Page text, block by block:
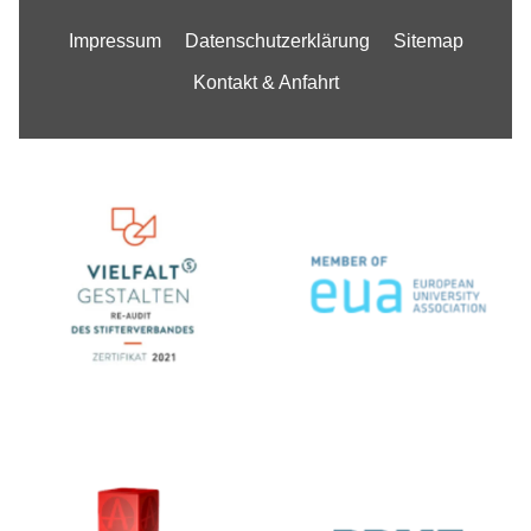
Impressum Datenschutzerklärung Sitemap
Kontakt & Anfahrt